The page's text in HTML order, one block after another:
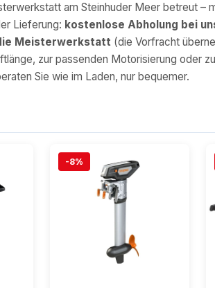
am Steinhuder Meer betreut –
Lieferung: kostenlose Abholung bei
Meisterwerkstatt (die Vorfracht
zur passenden Motorisierung oder
Sie wie im Laden, nur bequemer.
-8%